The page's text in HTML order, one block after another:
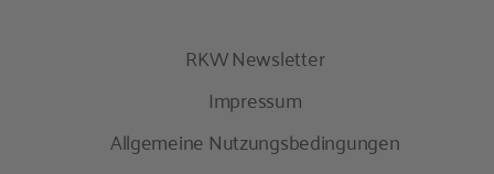
RKW Newsletter
Impressum
Allgemeine Nutzungsbedingungen